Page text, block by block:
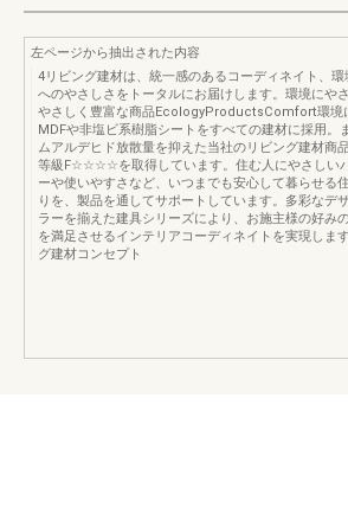
左ページから抽出された内容
4リビング建材は、統一感のあるコーディネイト、環
へのやさしさをトータルにお届けします。環境にや
やさしく豊富な商品EcologyProductsComfort環境
MDFや非塩ビ系樹脂シートをすべての建材に採用。
ムアルデヒド放散量を抑えた当社のリビング建材商
等級F☆☆☆☆を取得しています。住む人にやさしい
ーや使いやすさなど、いつまでも安心して暮らせる
りを、製品を通してサポートしています。多彩なデ
ラーを揃えた建具シリーズにより、お施主様の好み
を満足させるインテリアコーディネイトを実現しま
グ建材コンセプト